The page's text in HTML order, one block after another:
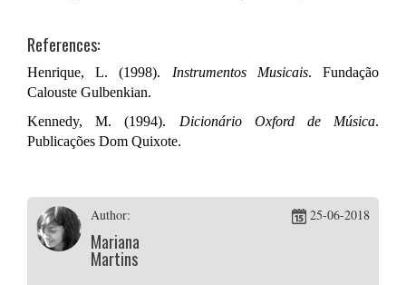
References:
Henrique, L. (1998). Instrumentos Musicais. Fundação
Calouste Gulbenkian.
Kennedy, M. (1994). Dicionário Oxford de Música.
Publicações Dom Quixote.
Author:
Mariana
Martins
25-06-2018